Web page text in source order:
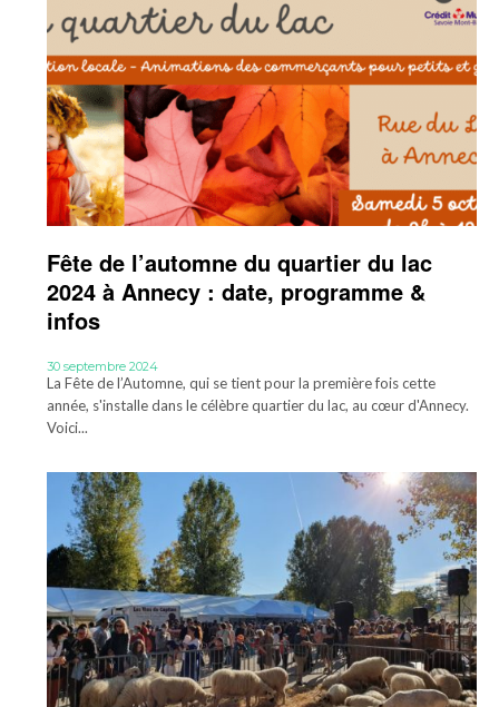
Fête de l’automne du quartier du lac
2024 à Annecy : date, programme &
infos
30 septembre 2024
La Fête de l’Automne, qui se tient pour la première fois cette
année, s'installe dans le célèbre quartier du lac, au cœur d'Annecy.
Voici...